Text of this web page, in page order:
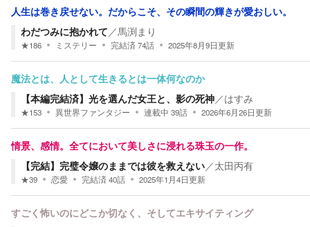
人生は巻き戻せない。だからこそ、その瞬間の輝きが愛おしい。
わだつみに抱かれて／馬渕まり
★186 ミステリー 完結済74話 2025年8月9日更新
魔法とは、人として生きるとは一体何なのか
【本編完結済】光を選んだ女王と、影の死神／はすみ
★153 異世界ファンタジー 連載中 39話 2026年6月26日更新
情景、感情。全てにおいて美しさに浸れる珠玉の一作。
【完結】完璧令嬢のままでは彼を救えない／太田丙有
★39 恋愛 完結済40話 2025年1月4日更新
すごく怖いのにどこか切なく、そしてエキサイティング